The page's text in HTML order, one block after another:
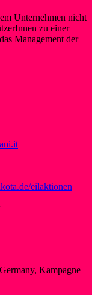
Unternehmen nicht
zu einer
Management der
eilaktionen
Kampagne